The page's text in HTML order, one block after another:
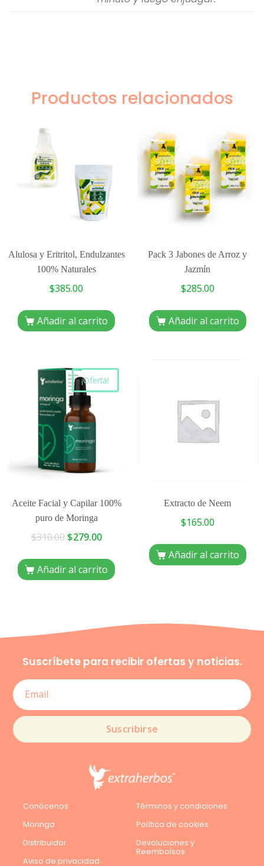
Productos relacionados
Alulosa y Eritritol, Endulzantes
100% Naturales
$385.00
Añadir al carrito
Pack 3 Jabones de Arroz y
Jazmín
$285.00
Añadir al carrito
¡Oferta!
Aceite Facial y Capilar 100%
puro de Moringa
$310.00 $279.00
Añadir al carrito
Extracto de Neem
$165.00
Añadir al carrito
Suscríbete para recibir ofertas y noticias.
Suscribirse
Conócenos
Moringa
Distribuidor
Aviso de privacidad
Términos y condiciones
Política de cookies
Devoluciones y
Reembolsos